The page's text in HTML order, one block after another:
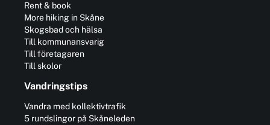
Rent & book
More hiking in Skåne
Skogsbad och hälsa
Till kommunansvarig
Till företagaren
Till skolor
Vandringstips
Vandra med kollektivtrafik
5 rundslingor på Skåneleden